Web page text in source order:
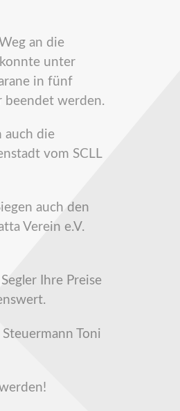
an die
unter
in fünf
beendet werden.
auch die
vom SCLL
auch den
Verein e.V.
Ihre Preise
Toni